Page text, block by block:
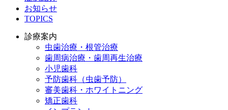
お知らせ
TOPICS
診療案内
虫歯治療・根管治療
歯周病治療・歯周再生治療
小児歯科
予防歯科（虫歯予防）
審美歯科・ホワイトニング
矯正歯科